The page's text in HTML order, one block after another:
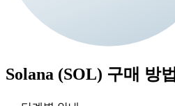
Solana (SOL) 구매 방법